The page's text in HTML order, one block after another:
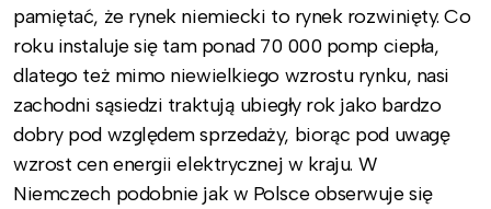
pamiętać, że rynek niemiecki to rynek rozwinięty. Co
roku instaluje się tam ponad 70 000 pomp ciepła,
dlatego też mimo niewielkiego wzrostu rynku, nasi
zachodni sąsiedzi traktują ubiegły rok jako bardzo
dobry pod względem sprzedaży, biorąc pod uwagę
wzrost cen energii elektrycznej w kraju. W
Niemczech podobnie jak w Polsce obserwuje się